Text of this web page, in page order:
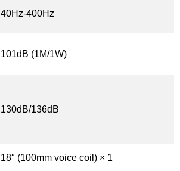
40Hz-400Hz
101dB (1M/1W)
130dB/136dB
18″ (100mm voice coil) × 1